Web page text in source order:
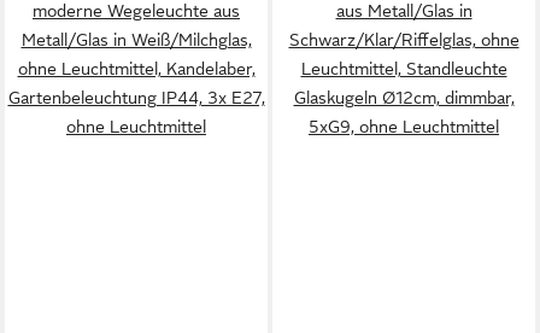
moderne Wegeleuchte aus
Metall/Glas in Weiß/Milchglas,
ohne Leuchtmittel, Kandelaber,
Gartenbeleuchtung IP44, 3x E27,
ohne Leuchtmittel
aus Metall/Glas in
Schwarz/Klar/Riffelglas, ohne
Leuchtmittel, Standleuchte
Glaskugeln Ø12cm, dimmbar,
5xG9, ohne Leuchtmittel